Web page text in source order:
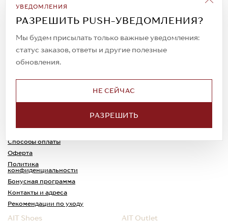
УВЕДОМЛЕНИЯ
РАЗРЕШИТЬ PUSH-УВЕДОМЛЕНИЯ?
Мы будем присылать только важные уведомления:
статус заказов, ответы и другие полезные
обновления.
НЕ СЕЙЧАС
РАЗРЕШИТЬ
Подписаться на рассылку
Всегда будьте в курсе новых акций и
спецпредложений!
© 2023. AIT Shoes
Все права защищены
Доставка
Способы оплаты
Оферта
Политика
конфиденциальности
Обмен и возврат
Каспи-Ред
Бонусная программа
Контакты и адреса
Рекомендации по уходу
AIT Shoes AIT Outlet